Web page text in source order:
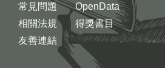
常見問題
相關法規
友善連結
OpenData
得獎書目